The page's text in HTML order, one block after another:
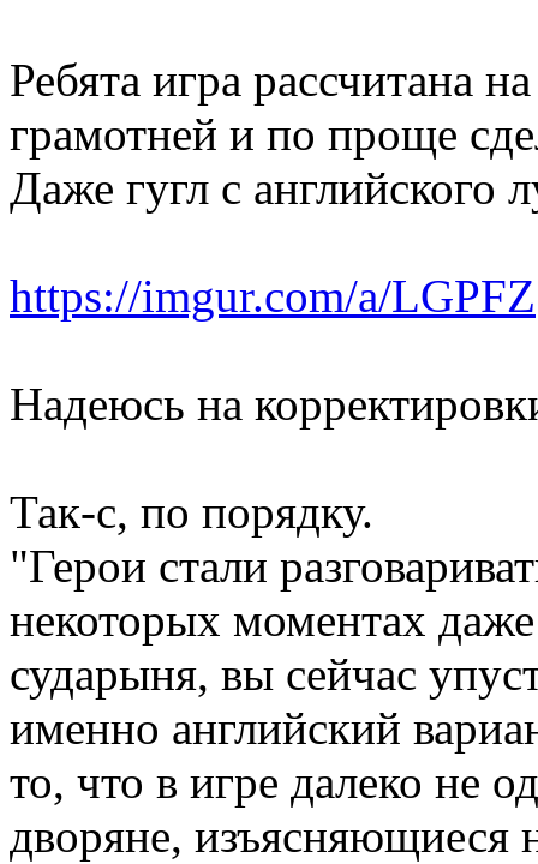
Ребята игра рассчитана
грамотней и по проще
Даже гугл с английского
https://imgur.com/a/LGPFZ
Надеюсь на
Так-с, по порядку.
"Герои стали
некоторых моментах
сударыня, вы сейчас
именно английский
то, что в игре далеко не
дворяне, изъясняющиеся